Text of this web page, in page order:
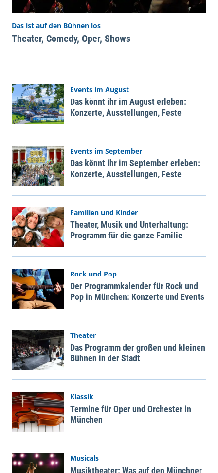
Das ist auf den Bühnen los
Theater, Comedy, Oper, Shows
Events im August
Das könnt ihr im August erleben:
Konzerte, Ausstellungen, Feste
Events im September
Das könnt ihr im September erleben:
Konzerte, Ausstellungen, Feste
Familien und Kinder
Theater, Musik und Unterhaltung:
Programm für die ganze Familie
Rock und Pop
Der Programmkalender für Rock und
Pop in München: Konzerte und Events
Theater
Das Programm der großen und kleinen
Bühnen in der Stadt
Klassik
Termine für Oper und Orchester in
München
Musicals
Musiktheater: Was auf den Münchner